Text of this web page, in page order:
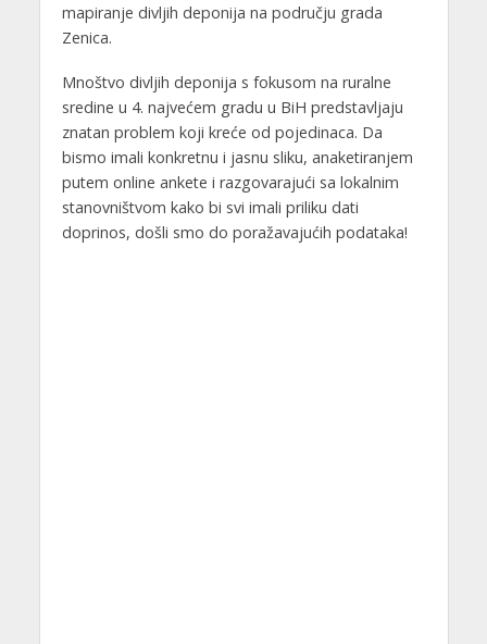
mapiranje divljih deponija na području grada
Zenica.
Mnoštvo divljih deponija s fokusom na ruralne
sredine u 4. najvećem gradu u BiH predstavljaju
znatan problem koji kreće od pojedinaca. Da
bismo imali konkretnu i jasnu sliku, anaketiranjem
putem online ankete i razgovarajući sa lokalnim
stanovništvom kako bi svi imali priliku dati
doprinos, došli smo do poražavajućih podataka!